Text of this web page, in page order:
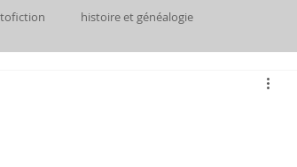
histoire et généalogie